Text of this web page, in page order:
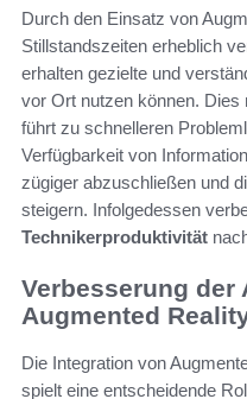
Durch den Einsatz von
Stillstandszeiten erheblich
erhalten gezielte und
vor Ort nutzen können. Dies
führt zu schnelleren
Verfügbarkeit von
zügiger abzuschließen und
steigern. Infolgedessen
Technikerproduktivität
Verbesserung der
Augmented
Die Integration von
spielt eine entscheidende